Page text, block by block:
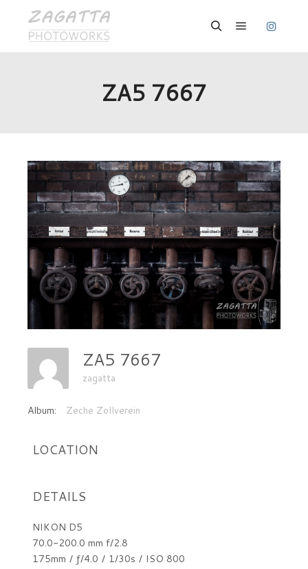
ZA5 7667
ZA5 7667
zagatta
Album: Zeche Zollverein
LOCATION
DETAILS
NIKON D5
70.0-200.0 mm f/2.8
175mm / ƒ/4.0 / 1/30s / ISO 800